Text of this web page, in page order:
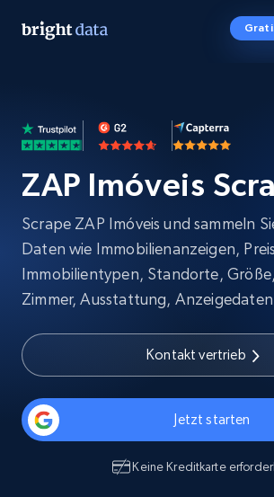
ZAP Imóveis
Scrape ZAP Imóveis und sammeln
Daten wie Immobilienanzeigen,
Immobilientypen, Standorte,
Zimmer, Ausstattung,
Kontakt vertrieb
Jetzt starten
Keine Kreditkarte